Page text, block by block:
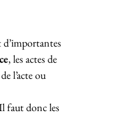
d’importantes
, les actes de
l’acte ou
faut donc les